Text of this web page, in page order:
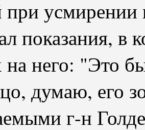
при
показания, в
него: "Это
думаю, его
г-н